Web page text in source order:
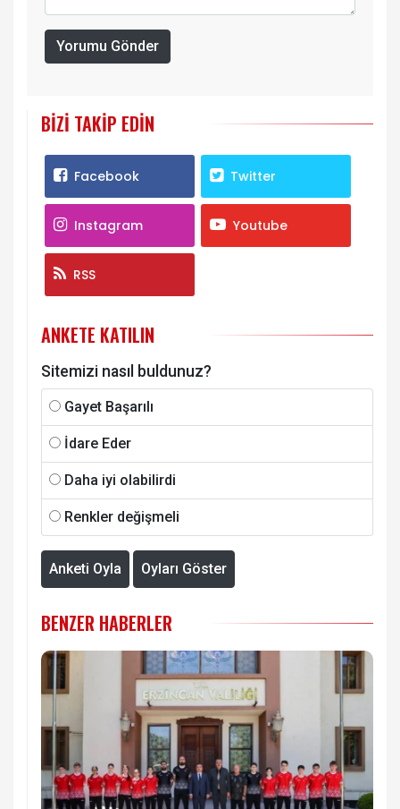
Yorumu Gönder
BIZI TAKIP EDIN
Facebook Twitter
Instagram Youtube
RSS
ANKETE KATILIN
Sitemizi nasıl buldunuz?
Gayet Başarılı
İdare Eder
Daha iyi olabilirdi
Renkler değişmeli
Anketi Oyla Oyları Göster
BENZER HABERLER